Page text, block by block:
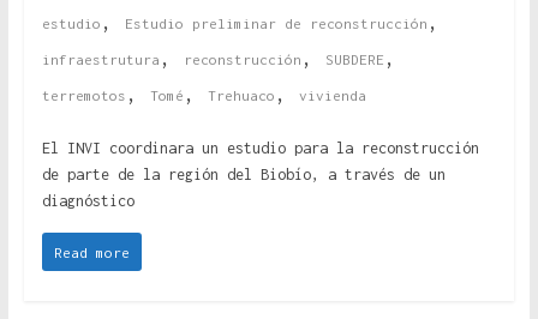
estudio , Estudio preliminar de reconstrucción ,
infraestrutura , reconstrucción , SUBDERE ,
terremotos , Tomé , Trehuaco , vivienda
El INVI coordinara un estudio para la reconstrucción
de parte de la región del Biobío, a través de un
diagnóstico
Read more